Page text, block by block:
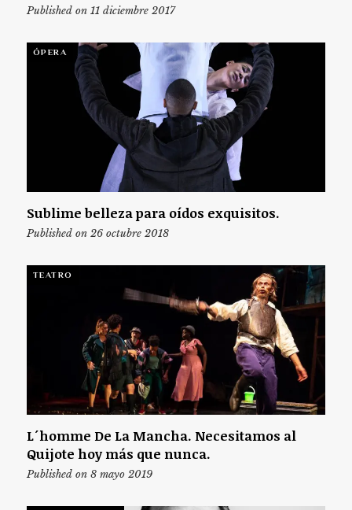
Published on 11 diciembre 2017
ÓPERA
Sublime belleza para oídos exquisitos.
Published on 26 octubre 2018
TEATRO
L´homme De La Mancha. Necesitamos al
Quijote hoy más que nunca.
Published on 8 mayo 2019